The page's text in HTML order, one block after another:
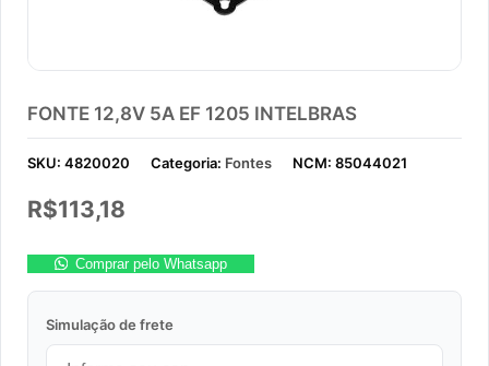
FONTE 12,8V 5A EF 1205 INTELBRAS
SKU: 4820020 Categoria: Fontes NCM: 85044021
R$113,18
Comprar pelo Whatsapp
Simulação de frete